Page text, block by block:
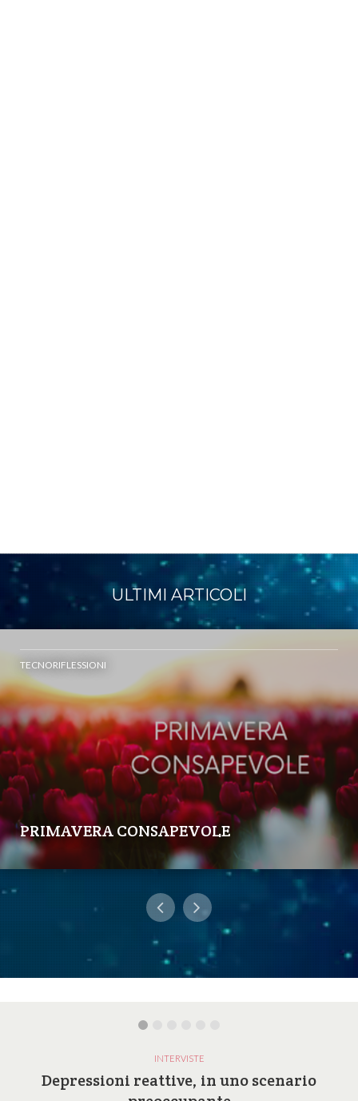
ULTIMI ARTICOLI
TECNORIFLESSIONI
PRIMAVERA CONSAPEVOLE
INTERVISTE
Depressioni reattive, in uno scenario